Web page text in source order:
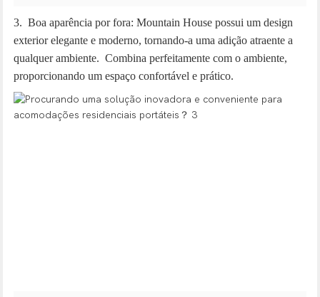
3. Boa aparência por fora: Mountain House possui um design
exterior elegante e moderno, tornando-a uma adição atraente a
qualquer ambiente. Combina perfeitamente com o ambiente,
proporcionando um espaço confortável e prático.